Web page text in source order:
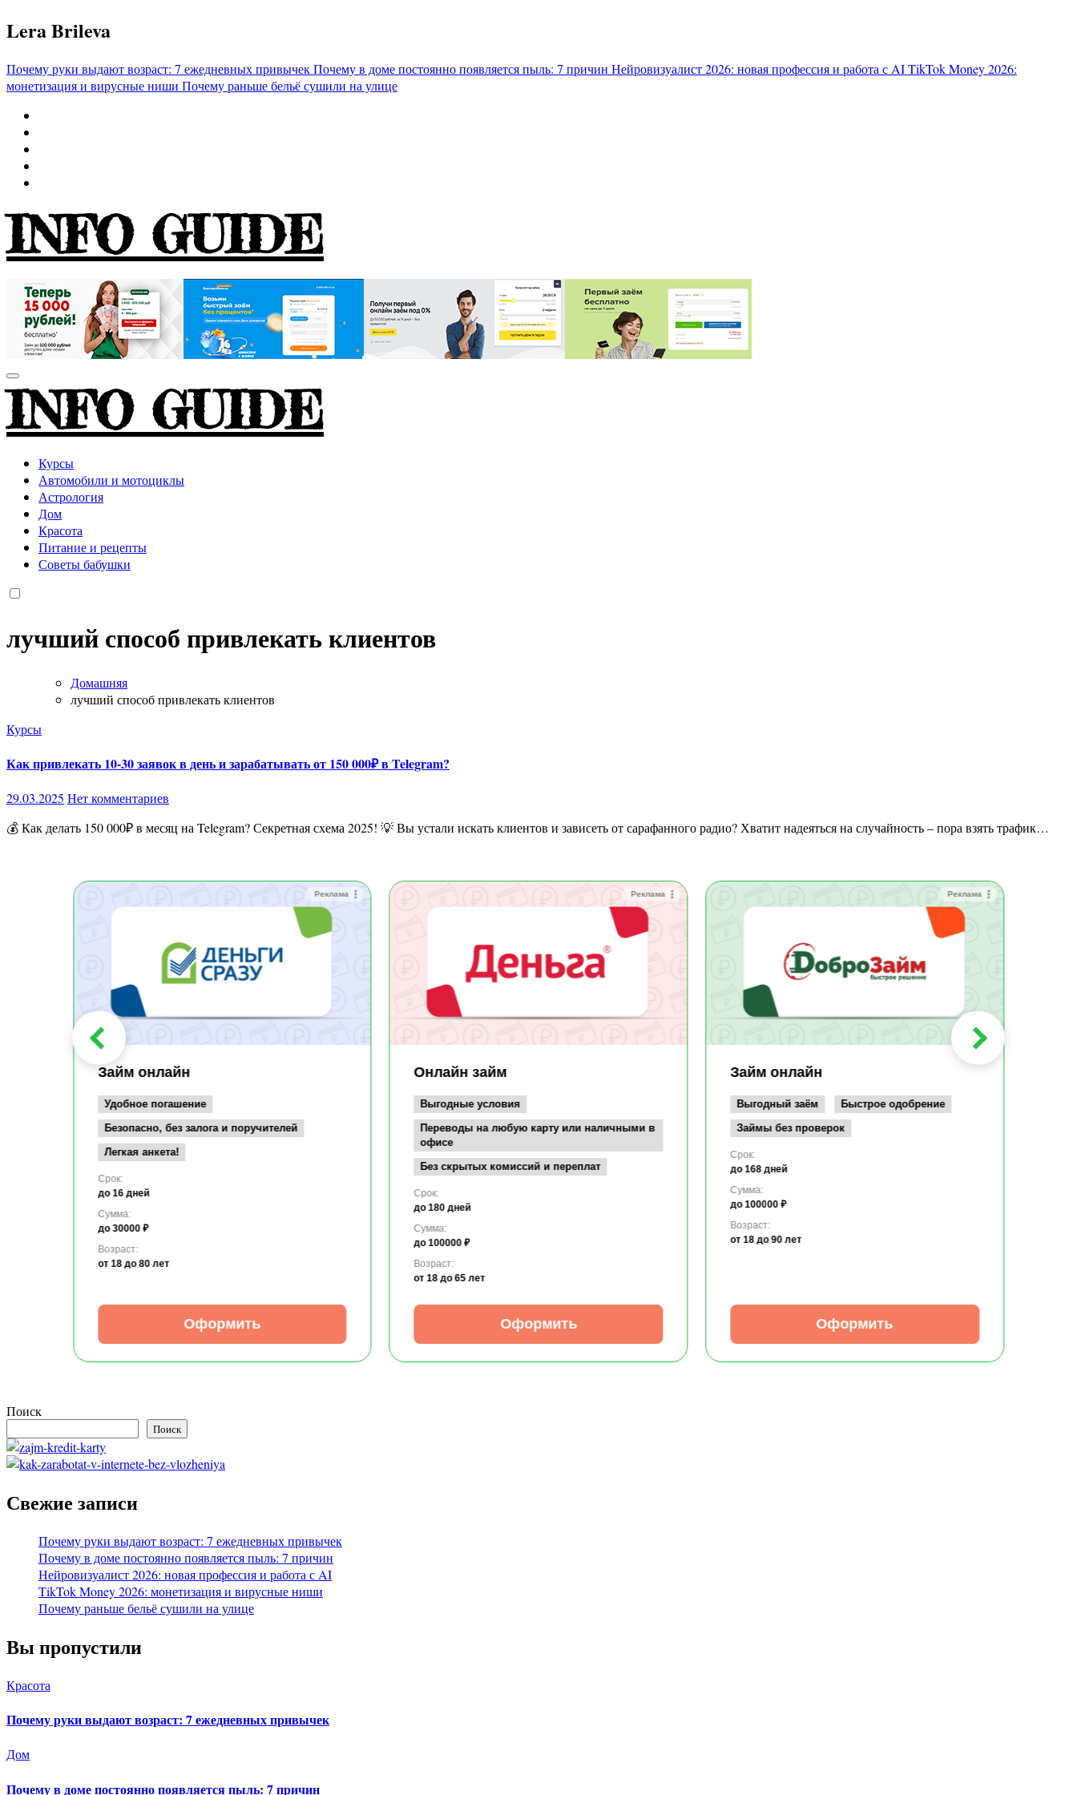
Перейти
к
Lera Brileva
Почему руки выдают возраст: 7 ежедневных привычекПочему в доме постоянно появляется пыль: 7 причин Нейровизуалист 2026: новая профессия и работа с AITikTok Money 2026:
монетизация и вирусные ниши Почему раньше бельё сушили на улице
INFO GUIDE
INFO GUIDE
Курсы
Автомобили и мотоциклы
Астрология
Дом
Красота
Питание и рецепты
Советы бабушки
лучший способ привлекать клиентов
Домашняя
лучший способ привлекать клиентов
Курсы
Как привлекать 10-30 заявок в день и зарабатывать от 150 000₽ в Telegram?
29.03.2025 Нет комментариев
💰 Как делать 150 000₽ в месяц на Telegram? Секретная схема 2025! 💡 Вы устали искать клиентов и зависеть от сарафанного радио? Хватит надеяться на случайность – пора взять трафик…
Реклама
Займ онлайн
Удобное погашение
Безопасно, без залога и поручителей
Легкая анкета!
Срок:
до 16 дней
Сумма:
до 30000 ₽
Возраст:
от 18 до 80 лет
Оформить
Реклама
Онлайн займ
Выгодные условия
Переводы на любую карту или наличными в
офисе
Без скрытых комиссий и переплат
Срок:
до 180 дней
Сумма:
до 100000 ₽
Возраст:
от 18 до 65 лет
Оформить
Реклама
Займ онлайн
Выгодный заём
Быстрое одобрение
Займы без проверок
Срок:
до 168 дней
Сумма:
до 100000 ₽
Возраст:
от 18 до 90 лет
Оформить
Поиск
Поиск
Свежие записи
Почему руки выдают возраст: 7 ежедневных привычек
Почему в доме постоянно появляется пыль: 7 причин
Нейровизуалист 2026: новая профессия и работа с AI
TikTok Money 2026: монетизация и вирусные ниши
Почему раньше бельё сушили на улице
Вы пропустили
Красота
Почему руки выдают возраст: 7 ежедневных привычек
Дом
Почему в доме постоянно появляется пыль: 7 причин